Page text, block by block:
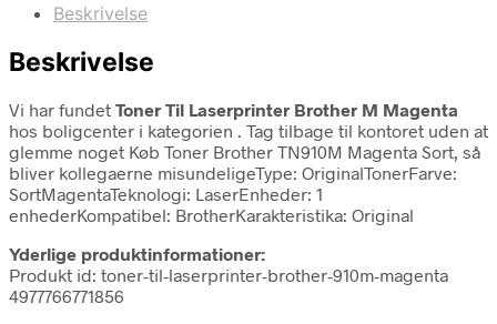
Beskrivelse
Beskrivelse
Vi har fundet Toner Til Laserprinter Brother M Magenta
hos boligcenter i kategorien . Tag tilbage til kontoret uden at
glemme noget Køb Toner Brother TN910M Magenta Sort, så
bliver kollegaerne misundeligeType: OriginalTonerFarve:
SortMagentaTeknologi: LaserEnheder: 1
enhederKompatibel: BrotherKarakteristika: Original
Yderlige produktinformationer:
Produkt id: toner-til-laserprinter-brother-910m-magenta
4977766771856